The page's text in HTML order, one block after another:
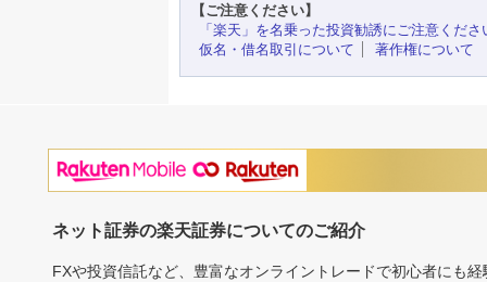
【ご注意ください】
「楽天」を名乗った投資勧誘にご注意くださ
仮名・借名取引について
著作権について
ネット証券の楽天証券についてのご紹介
FXや投資信託など、豊富なオンライントレードで初心者にも